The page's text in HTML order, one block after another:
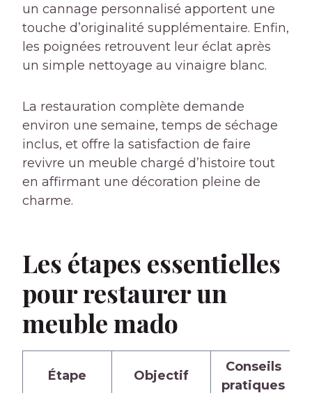
un cannage personnalisé apportent une
touche d’originalité supplémentaire. Enfin,
les poignées retrouvent leur éclat après
un simple nettoyage au vinaigre blanc.
La restauration complète demande
environ une semaine, temps de séchage
inclus, et offre la satisfaction de faire
revivre un meuble chargé d’histoire tout
en affirmant une décoration pleine de
charme.
Les étapes essentielles
pour restaurer un
meuble mado
Étape Objectif
Conseils
pratiques